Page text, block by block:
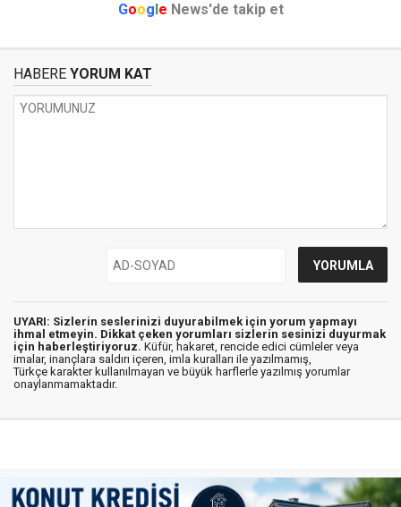
Google News'de takip et
HABERE YORUM KAT
UYARI: Sizlerin seslerinizi duyurabilmek için yorum yapmayı
ihmal etmeyin. Dikkat çeken yorumları sizlerin sesinizi duyurmak
için haberleştiriyoruz. Küfür, hakaret, rencide edici cümleler veya
imalar, inançlara saldırı içeren, imla kuralları ile yazılmamış,
Türkçe karakter kullanılmayan ve büyük harflerle yazılmış yorumlar
onaylanmamaktadır.